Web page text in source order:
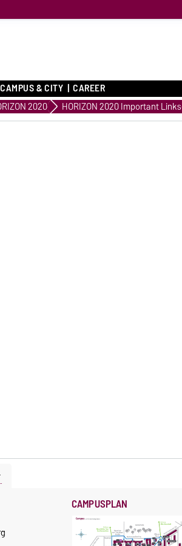
CAMPUS & CITY CAREER
2020 HORIZON 2020 Important Links
CAMPUSPLAN